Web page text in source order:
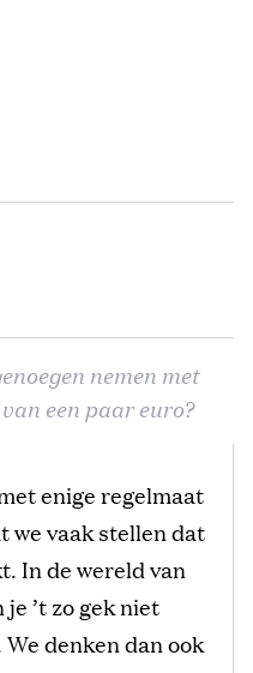
nemen met
een paar euro?
enige regelmaat
we vaak stellen dat
In de wereld van
’t zo gek niet
denken dan ook